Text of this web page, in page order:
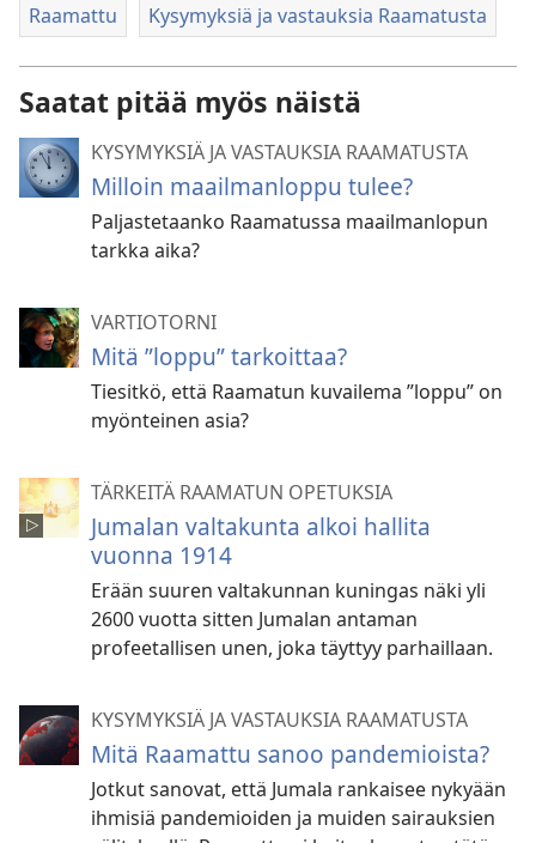
Raamattu Kysymyksiä ja vastauksia Raamatusta
Saatat pitää myös näistä
KYSYMYKSIÄ JA VASTAUKSIA RAAMATUSTA
Milloin maailmanloppu tulee?
Paljastetaanko Raamatussa maailmanlopun
tarkka aika?
VARTIOTORNI
Mitä ”loppu” tarkoittaa?
Tiesitkö, että Raamatun kuvailema ”loppu” on
myönteinen asia?
TÄRKEITÄ RAAMATUN OPETUKSIA
Jumalan valtakunta alkoi hallita
vuonna 1914
Erään suuren valtakunnan kuningas näki yli
2600 vuotta sitten Jumalan antaman
profeetallisen unen, joka täyttyy parhaillaan.
KYSYMYKSIÄ JA VASTAUKSIA RAAMATUSTA
Mitä Raamattu sanoo pandemioista?
Jotkut sanovat, että Jumala rankaisee nykyään
ihmisiä pandemioiden ja muiden sairauksien